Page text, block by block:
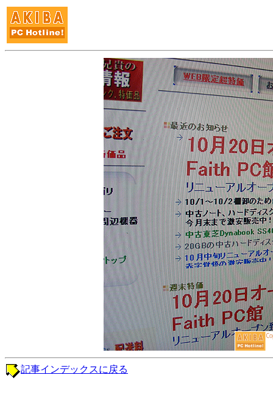
記事インデックスに戻る